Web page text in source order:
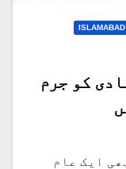
کو جرم
ایک عام